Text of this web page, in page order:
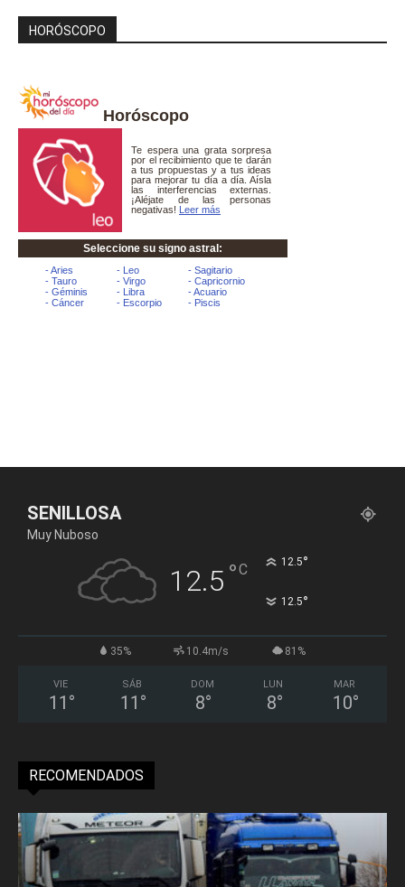
HORÓSCOPO
Horóscopo
SENILLOSA
Muy Nuboso
12.5 °C 12.5°
12.5°
35% 10.4m/s 81%
VIE
11 °
SÁB
11 °
DOM
8°
LUN
8°
MAR
10°
RECOMENDADOS